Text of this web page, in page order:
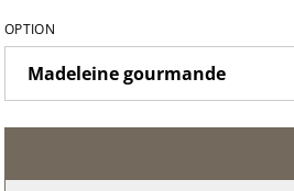
OPTION